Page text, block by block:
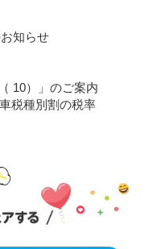
知らせ
10）」のご案内
税種別割の税率